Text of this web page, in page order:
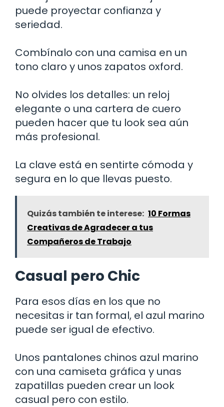
puede proyectar confianza y
seriedad.
Combínalo con una camisa en un
tono claro y unos zapatos oxford.
No olvides los detalles: un reloj
elegante o una cartera de cuero
pueden hacer que tu look sea aún
más profesional.
La clave está en sentirte cómoda y
segura en lo que llevas puesto.
Quizás también te interese: 10 Formas
Creativas de Agradecer a tus
Compañeros de Trabajo
Casual pero Chic
Para esos días en los que no
necesitas ir tan formal, el azul marino
puede ser igual de efectivo.
Unos pantalones chinos azul marino
con una camiseta gráfica y unas
zapatillas pueden crear un look
casual pero con estilo.